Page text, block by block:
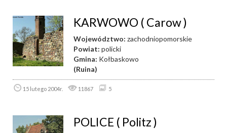
KARWOWO ( Carow )
Województwo: zachodniopomorskie
Powiat: policki
Gmina: Kołbaskowo
(Ruina)
15 lutego 2004r. 11867 5
POLICE ( Politz )